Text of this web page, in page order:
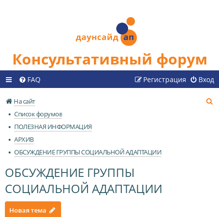
Консультативный форум
FAQ Вход
Регистрация
На сайт
Список форумов
ПОЛЕЗНАЯ ИНФОРМАЦИЯ
АРХИВ
ОБСУЖДЕНИЕ ГРУППЫ СОЦИАЛЬНОЙ АДАПТАЦИИ
ОБСУЖДЕНИЕ ГРУППЫ
СОЦИАЛЬНОЙ АДАПТАЦИИ
Новая тема